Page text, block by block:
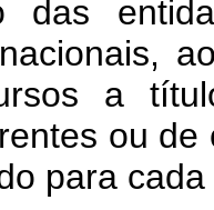
a
ou
para